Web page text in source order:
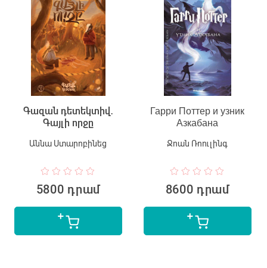
Գազան դետեկտիվ․
Գայլի որջը
Աննա Ստարոբինեց
5800 դրամ
Гарри Поттер и узник
Азкабана
Ջոան Ռոուլինգ
8600 դրամ